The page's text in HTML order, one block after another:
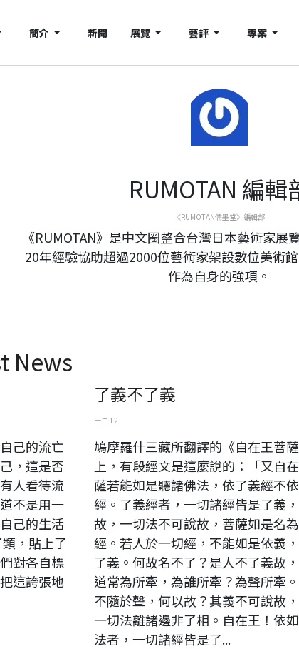
簡介 新聞 展覽 藝評 專案
RUMOTAN 編輯
《RUMOTAN儒墨堂》編輯部
《RUMOTAN》是中文圈整合台灣日本藝術家展
20年經驗協助超過2000位藝術家架設數位美術
作為自身的強項。
News
己的流亡
，這是否
人看待流
不是用一
己的生活
，貼上了
對各自標
這誇張地
了義不了義
十二 12
鳩摩羅什三藏所翻譯的《自在王菩
上，有段經文是這麼說的：「又自
薩若能如是聽諸佛法，依了義經不
經。了義經者，一切諸經皆是了義
故，一切法不可說故，菩薩如是名
經。若人於一切經，不能如是依義
了義。何故名不了？是人不了義故
道常為所牽，為誰所牽？為聲所牽
不隨於聲，何以故？其義不可說故
一切法離諸邊非了相。自在王！依
法者，一切諸經皆是了...